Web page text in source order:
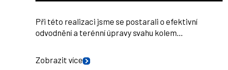
Při této realizaci jsme se postarali o efektivní
odvodnění a terénní úpravy svahu kolem…
Zobrazit více